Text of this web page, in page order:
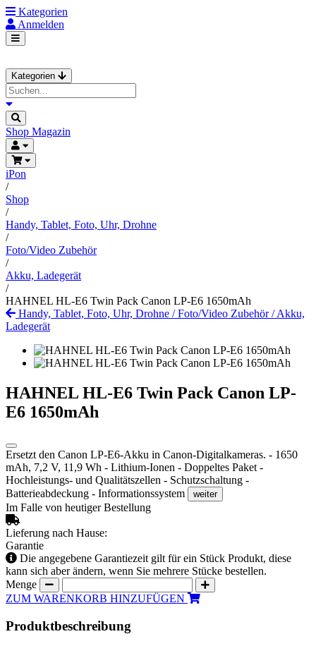
Kategorien
Anmelden
Kategorien
Shop Magazin
iPon
/
Shop
/
Handy, Tablet, Foto, Uhr, Drohne
/
Foto/Video Zubehör
/
Akku, Ladegerät
/
HAHNEL HL-E6 Twin Pack Canon LP-E6 1650mAh
Handy, Tablet, Foto, Uhr, Drohne /Foto/Video Zubehör/Akku,
Ladegerät
HAHNEL HL-E6 Twin Pack Canon LP-
E6 1650mAh
Ersetzt den Canon LP-E6-Akku in Canon-Digitalkameras. - 1650
mAh, 7,2 V, 11,9 Wh - Lithium-Ionen - Doppeltes Paket -
Hochleistungs- und Qualitätszellen - Schutzschaltung -
Batterieabdeckung - Informationssystem
weiter
Im Falle von heutiger Bestellung
Lieferung nach Hause:
Garantie
Die angegebene Garantiezeit gilt für ein Stück Produkt, diese
kann sich aber ändern, wenn Sie mehrere Stücke bestellen.
Menge
ZUM WARENKORB HINZUFÜGEN
Produktbeschreibung